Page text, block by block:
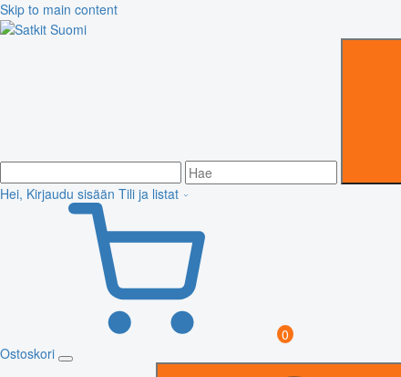
Skip to main content
Hei, Kirjaudu sisään Tili ja listat
0
Ostoskori